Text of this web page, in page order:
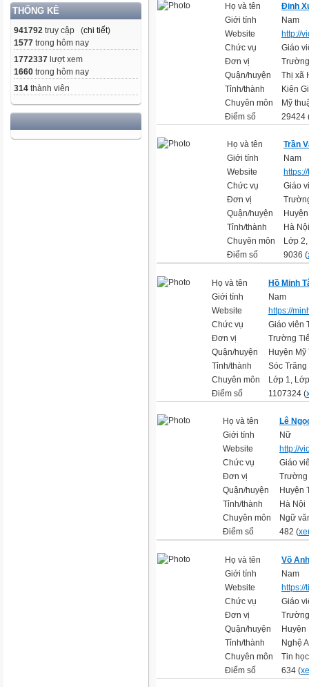
THỐNG KÊ
941792 truy cập (chi tiết)
1577 trong hôm nay
1772337 lượt xem
1660 trong hôm nay
314 thành viên
Họ và tên
Đinh
Giới tính
Nam
Website
http://
Chức vụ
Giáo
Đơn vị
Quận/huyện
Thị xã
Tỉnh/thành
Kiên
Chuyên môn
Mỹ
Điểm số
29424
Họ và tên
Trần
Giới tính
Nam
Website
Chức vụ
Giáo
Đơn vị
Quận/huyện
Tỉnh/thành
Hà Nội
Chuyên môn
Lớp
Điểm số
9036 (
Họ và tên
Hồ Minh
Giới tính
Nam
Website
https://
Chức vụ
Giáo viên
Đơn vị
Trường
Quận/huyện
Huyện Mỹ
Tỉnh/thành
Sóc Trăng
Chuyên môn
Lớp 1,
Điểm số
1107324 (
Họ và tên
Lê
Giới tính
Nữ
Website
http://
Chức vụ
Giáo
Đơn vị
Trường
Quận/huyện
Huyện
Tỉnh/thành
Hà Nội
Chuyên môn
Ngữ
Điểm số
482 (
Họ và tên
Võ
Giới tính
Nam
Website
https://
Chức vụ
Giáo
Đơn vị
Quận/huyện
Huyện
Tỉnh/thành
Nghệ
Chuyên môn
Tin học
Điểm số
634 (